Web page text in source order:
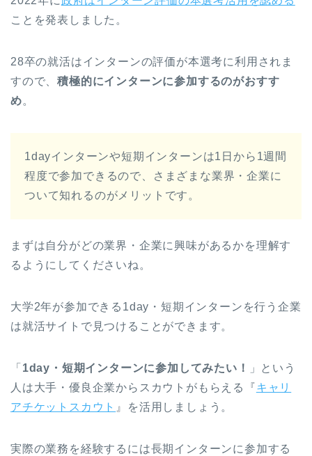
ことを発表しました。
28卒の就活はインターンの評価が本選考に利用されま
すので、積極的にインターンに参加するのがおすす
め。
1dayインターンや短期インターンは1日から1週間
程度で参加できるので、さまざまな業界・企業に
ついて知れるのがメリットです。
まずは自分がどの業界・企業に興味があるかを理解す
るようにしてくださいね。
大学2年が参加できる1day・短期インターンを行う企業
は就活サイトで見つけることができます。
「 1day・短期インターンに参加してみたい！
」という
人は大手・優良企業からスカウトがもらえる『キャリ
アチケットスカウト 』を活用しましょう。
実際の業務を経験するには長期インターンに参加する